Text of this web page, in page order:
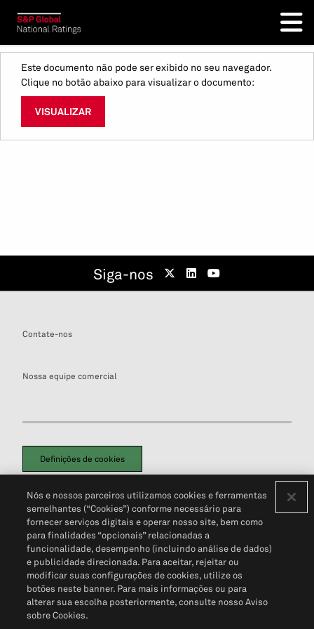
Este documento não pode ser exibido no seu navegador.
Clique no botão abaixo para visualizar o documento:
VISUALIZAR
Siga-nos
Contate-nos
Nossa equipe comercial
Definições de cookies
Política de PrivacidadePortal de privacidade do cliente (em inglês)
Não Venda Minhas Informações Pessoais© 2026 S&P Global
Nós e nossos parceiros utilizamos cookies e ferramentas
semelhantes (“Cookies”) conforme necessário para
fornecer serviços digitais e operar nosso site, bem como
para finalidades “opcionais” relacionadas a
funcionalidade, desempenho (incluindo análise de dados)
e publicidade direcionada. Para aceitar, rejeitar ou
modificar suas configurações de cookies, utilize os
botões neste banner. Para mais informações ou para
alterar sua escolha posteriormente, consulte nosso Aviso
sobre Cookies.